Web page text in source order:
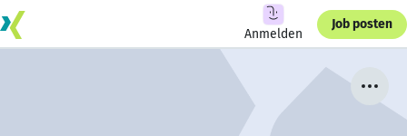
Anmelden
Job posten